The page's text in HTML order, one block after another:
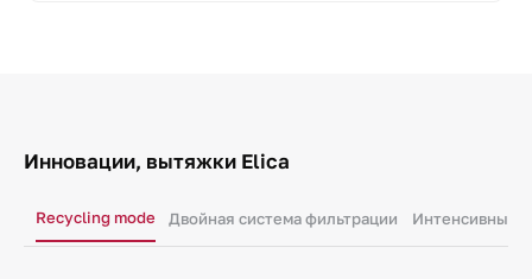
Инновации, вытяжки Elica
Recycling mode Двойная система фильтрации Интенсивный